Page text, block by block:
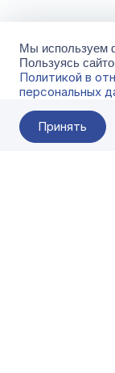
Мы используем
Пользуясь
Политикой в
персональных
Принять